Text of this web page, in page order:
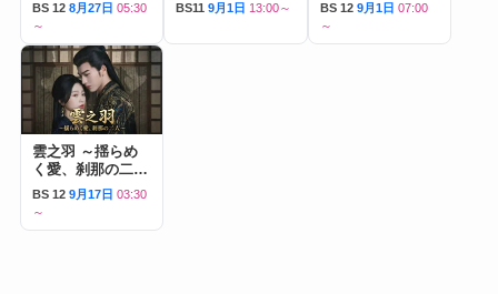
BS 12 8月27日 05:30
～
BS11 9月1日 13:00～ BS 12 9月1日 07:00
～
雲之羽 ～揺らめ
く愛、刹那の二人
～
BS 12 9月17日 03:30
～